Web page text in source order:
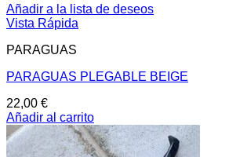
Añadir a la lista de deseos
Vista Rápida
PARAGUAS
PARAGUAS PLEGABLE BEIGE
22,00 €
Añadir al carrito